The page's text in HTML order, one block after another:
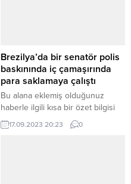
Brezilya’da bir senatör polis
baskınında iç çamaşırında
para saklamaya çalıştı
Bu alana eklemiş olduğunuz
haberle ilgili kısa bir özet bilgisi
ekleyebilirsiniz. Bu metin yazı
düzenleme sayfasında “Özet”
17.09.2023 20:23 0